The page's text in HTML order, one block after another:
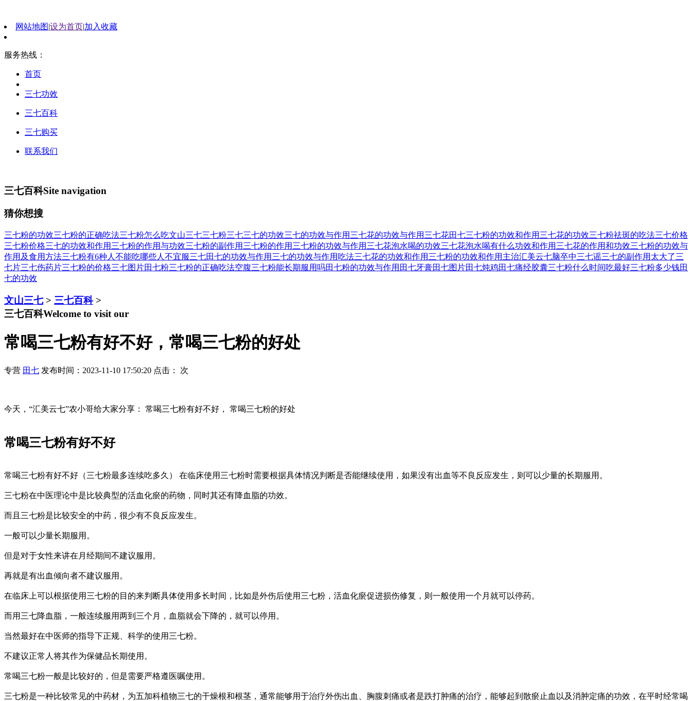
网站地图|设为首页|加入收藏
服务热线：
首页
三七功效
三七百科
三七购买
联系我们
三七百科Site navigation
猜你想搜
三七粉的功效三七粉的正确吃法三七粉怎么吃文山三七三七粉三七三七的功效三七的功效与作用 三七花的功效与作用 三七花田七三七粉的功效和作用 三七花的功效三七粉祛斑的吃法三七价格
三七粉价格三七的功效和作用 三七粉的作用与功效三七粉的副作用 三七粉的作用 三七粉的功效与作用 三七花泡水喝的功效三七花泡水喝有什么功效和作用 三七花的作用和功效三七粉的功效与
作用及食用方法三七粉有6种人不能吃哪些人不宜服三七田七的功效与作用 三七的功效与作用吃法三七花的功效和作用 三七粉的功效和作用主治汇美云七脑卒中三七谣三七的副作用太大了三
七片三七伤药片三七粉的价格三七图片田七粉三七粉的正确吃法空腹三七粉能长期服用吗田七粉的功效与作用 田七牙膏田七图片田七炖鸡田七痛经胶囊三七粉什么时间吃最好三七粉多少钱田
七的功效
文山三七> 三七百科>
三七百科Welcome to visit our
常喝三七粉有好不好，常喝三七粉的好处
专营 田七 发布时间：2023-11-10 17:50:20 点击： 次
今天，“汇美云七”农小哥给大家分享： 常喝三七粉有好不好， 常喝三七粉的好处
常喝三七粉有好不好
常喝三七粉有好不好（三七粉最多连续吃多久） 在临床使用三七粉时需要根据具体情况判断是否能继续使用，如果没有出血等不良反应发生，则可以少量的长期服用。
三七粉在中医理论中是比较典型的活血化瘀的药物，同时其还有降血脂的功效。
而且三七粉是比较安全的中药，很少有不良反应发生。
一般可以少量长期服用。
但是对于女性来讲在月经期间不建议服用。
再就是有出血倾向者不建议服用。
在临床上可以根据使用三七粉的目的来判断具体使用多长时间，比如是外伤后使用三七粉，活血化瘀促进损伤修复，则一般使用一个月就可以停药。
而用三七降血脂，一般连续服用两到三个月，血脂就会下降的，就可以停用。
当然最好在中医师的指导下正规、科学的使用三七粉。
不建议正常人将其作为保健品长期使用。
常喝三七粉一般是比较好的，但是需要严格遵医嘱使用。
三七粉是一种比较常见的中药材，为五加科植物三七的干燥根和根茎，通常能够用于治疗外伤出血、胸腹刺痛或者是跌打肿痛的治疗，能够起到散瘀止血以及消肿定痛的功效，在平时经常喝